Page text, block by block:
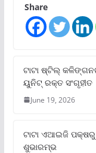
Share
ଟାଟା ଷ୍ଟିଲ୍‌
ୟୁନିଟ୍‌ ରକ୍ତ ସଂଗୃହୀତ
June 19, 2026
ଟାଟା ଏଆଇଜି
ଶୁଭାରମ୍ଭ